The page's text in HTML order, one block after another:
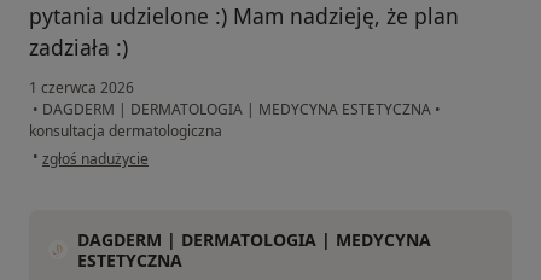
pytania udzielone :) Mam nadzieję, że plan
zadziała :)
1 czerwca 2026
• DAGDERM | DERMATOLOGIA | MEDYCYNA ESTETYCZNA •
konsultacja dermatologiczna
• w opinii użytkownika et
zgłoś nadużycie
DAGDERM | DERMATOLOGIA | MEDYCYNA
ESTETYCZNA